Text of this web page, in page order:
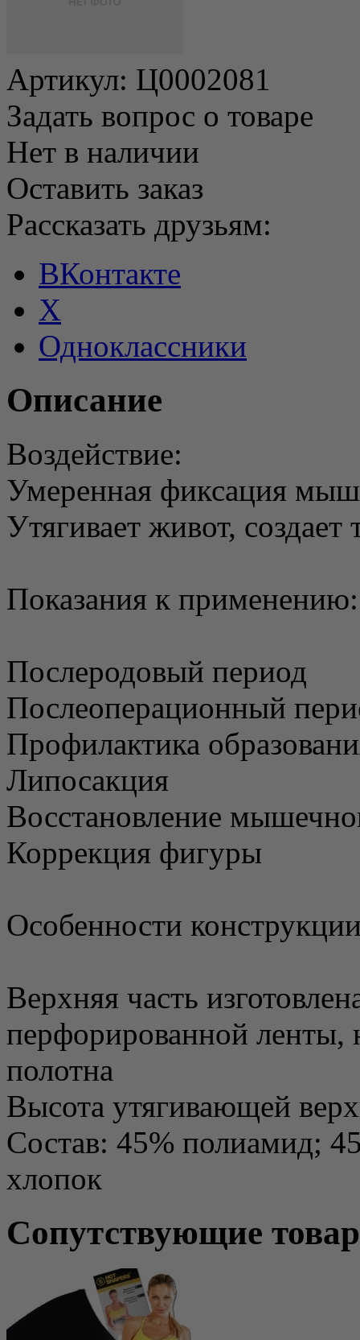
Артикул: Ц0002081
Задать вопрос о товаре
Нет в наличии
Оставить заказ
Рассказать друзьям:
ВКонтакте
X
Одноклассники
Описание
Воздействие:
Умеренная фиксация
Утягивает живот,
Показания к применению:
Послеродовый период
Послеоперационный
Профилактика
Липосакция
Восстановление
Коррекция фигуры
Особенности
Верхняя часть
перфорированной ленты,
полотна
Высота утягивающей
Состав: 45% полиамид;
хлопок
Сопутствующие